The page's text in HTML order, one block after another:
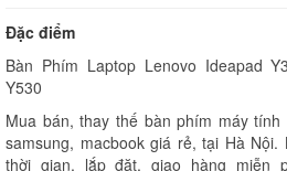
Đặc điểm
Bàn Phím Laptop Lenovo Ideapad
Y530
Mua bán, thay thế bàn phím máy tính
samsung, macbook giá rẻ, tại Hà
thời gian, lắp đặt, giao hàng miễn